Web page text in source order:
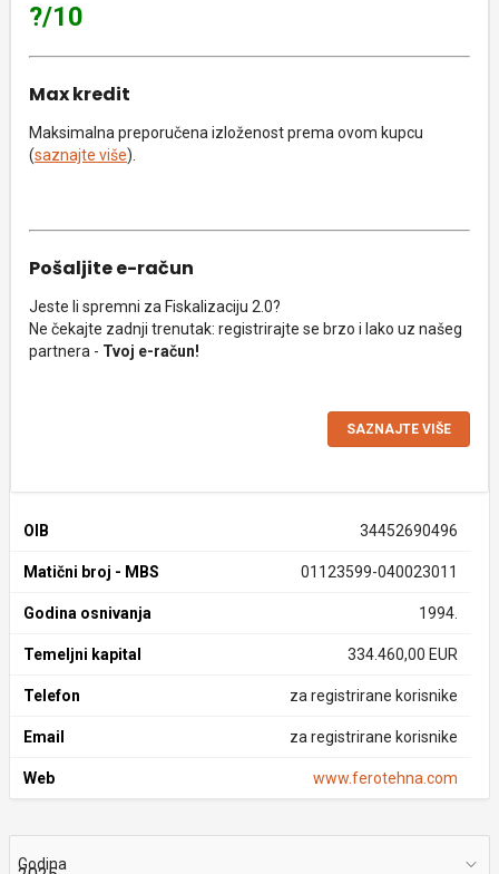
?/10
Max kredit
Maksimalna preporučena izloženost prema ovom kupcu
(saznajte više).
Pošaljite e-račun
Jeste li spremni za Fiskalizaciju 2.0?
Ne čekajte zadnji trenutak: registrirajte se brzo i lako uz našeg
partnera - Tvoj e-račun!
SAZNAJTE VIŠE
OIB 34452690496
Matični broj - MBS 01123599-040023011
Godina osnivanja 1994.
Temeljni kapital 334.460,00 EUR
Telefon za registrirane korisnike
Email za registrirane korisnike
Web www.ferotehna.com
Godina